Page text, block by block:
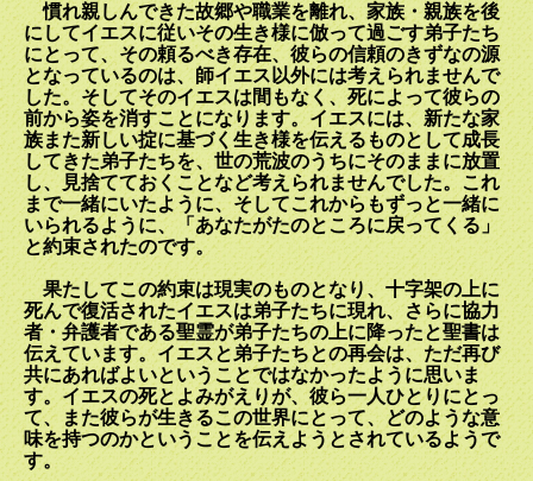
慣れ親しんできた故郷や職業を離れ、家族・親族を後
にしてイエスに従いその生き様に倣って過ごす弟子たち
にとって、その頼るべき存在、彼らの信頼のきずなの源
となっているのは、師イエス以外には考えられませんで
した。そしてそのイエスは間もなく、死によって彼らの
前から姿を消すことになります。イエスには、新たな家
族また新しい掟に基づく生き様を伝えるものとして成長
してきた弟子たちを、世の荒波のうちにそのままに放置
し、見捨てておくことなど考えられませんでした。これ
まで一緒にいたように、そしてこれからもずっと一緒に
いられるように、「あなたがたのところに戻ってくる」
と約束されたのです。
果たしてこの約束は現実のものとなり、十字架の上に
死んで復活されたイエスは弟子たちに現れ、さらに協力
者・弁護者である聖霊が弟子たちの上に降ったと聖書は
伝えています。イエスと弟子たちとの再会は、ただ再び
共にあればよいということではなかったように思いま
す。イエスの死とよみがえりが、彼ら一人ひとりにとっ
て、また彼らが生きるこの世界にとって、どのような意
味を持つのかということを伝えようとされているようで
す。